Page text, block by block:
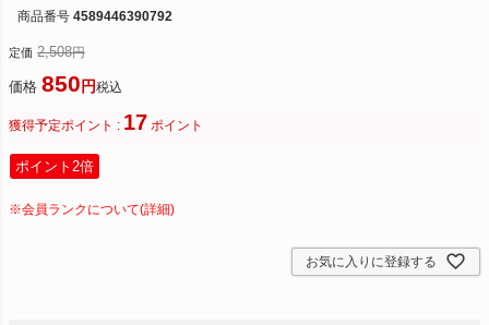
商品番号 4589446390792
定価 2,508
価格 850 税込
獲得予定ポイント : 17 ポイント
ポイント2倍
※会員ランクについて(詳細)
お気に入りに登録する